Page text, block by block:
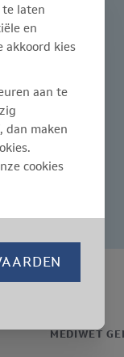
MEDIWET
te laten
en
akkoord kies
aan te
dan maken
cookies